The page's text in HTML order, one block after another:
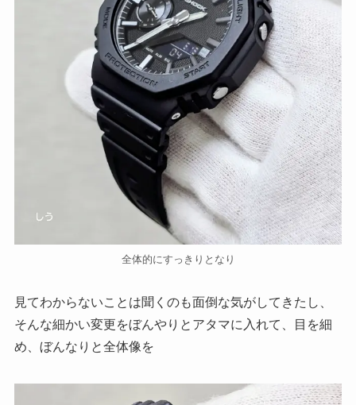
全体的にすっきりとなり
見てわからないことは聞くのも面倒な気がしてきたし、
そんな細かい変更をぼんやりとアタマに入れて、目を細
め、ぼんなりと全体像を